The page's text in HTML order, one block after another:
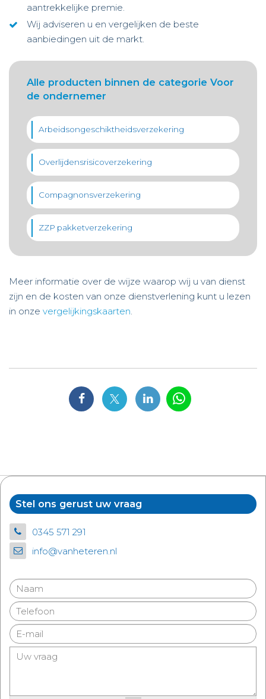
aantrekkelijke premie.
Wij adviseren u en vergelijken de beste
aanbiedingen uit de markt.
Alle producten binnen de categorie Voor
de ondernemer
Arbeidsongeschiktheidsverzekering
Overlijdensrisicoverzekering
Compagnonsverzekering
ZZP pakketverzekering
Meer informatie over de wijze waarop wij u van dienst
zijn en de kosten van onze dienstverlening kunt u lezen
in onze vergelijkingskaarten.
Stel ons gerust uw vraag
0345 571 291
info@vanheteren.nl